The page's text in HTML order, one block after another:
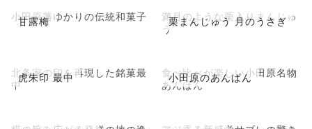
甘露梅
小田原藩ゆかりの伝統和菓子 栗まんじゅう 月のうさぎ
満月のような栗入りまんじゅ
う
虎朱印 最中
北条家の印を再現した銘菓最
中
小田原のあんぱん
食べ比べが楽しい小田原名物
あんぱん